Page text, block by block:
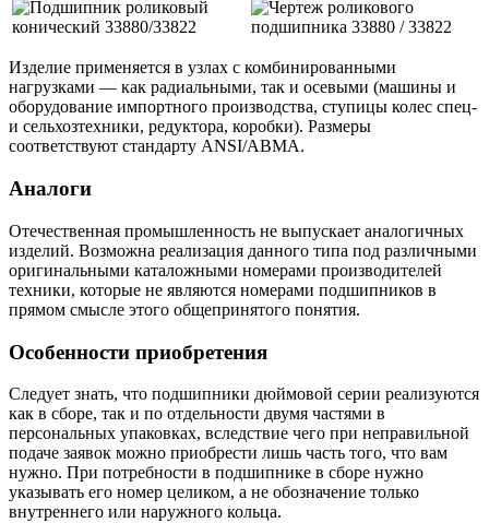
Изделие применяется в узлах с комбинированными
нагрузками — как радиальными, так и осевыми (машины и
оборудование импортного производства, ступицы колес спец-
и сельхозтехники, редуктора, коробки). Размеры
соответствуют стандарту ANSI/ABMA.
Аналоги
Отечественная промышленность не выпускает аналогичных
изделий. Возможна реализация данного типа под различными
оригинальными каталожными номерами производителей
техники, которые не являются номерами подшипников в
прямом смысле этого общепринятого понятия.
Особенности приобретения
Следует знать, что подшипники дюймовой серии реализуются
как в сборе, так и по отдельности двумя частями в
персональных упаковках, вследствие чего при неправильной
подаче заявок можно приобрести лишь часть того, что вам
нужно. При потребности в подшипнике в сборе нужно
указывать его номер целиком, а не обозначение только
внутреннего или наружного кольца.